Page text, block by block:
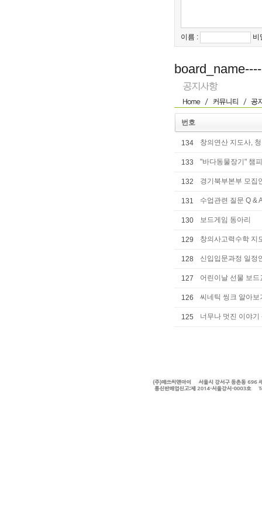
이름 : 비
번호
134 창의연산 지도사,
133 "바다동물장기" 챔
132 경기북부본부 모집
131 수업관련 질문 Q &
130 보드게임 동아리
129 창의사고력수학 지
128 신입입문과정 일정
127 어린이날 선물 보드
126 씨네틱 씽크 알아보
125 너무나 멋진 이야